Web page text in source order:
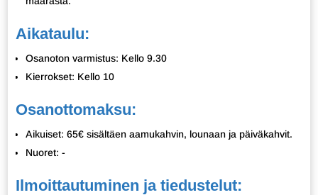
Aikataulu:
Osanoton varmistus: Kello 9.30
Kierrokset: Kello 10
Osanottomaksu:
Aikuiset: 65€ sisältäen aamukahvin, lounaan ja päiväkahvit.
Nuoret: -
Ilmoittautuminen ja tiedustelut: